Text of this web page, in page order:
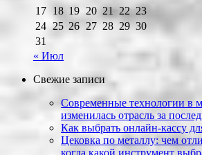
17 18 19 20 21 22 23
24 25 26 27 28 29 30
31
« Июл
Свежие записи
Современные технологии в
изменилась отрасль за
Как выбрать онлайн-кассу
Цековка по металлу: чем
когда какой инструмент